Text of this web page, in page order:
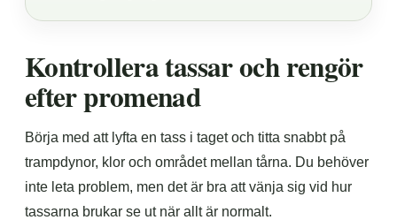
Kontrollera tassar och rengör
efter promenad
Börja med att lyfta en tass i taget och titta snabbt på
trampdynor, klor och området mellan tårna. Du behöver
inte leta problem, men det är bra att vänja sig vid hur
tassarna brukar se ut när allt är normalt.